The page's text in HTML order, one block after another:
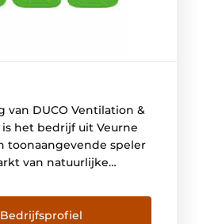
van DUCO Ventilation &
is het bedrijf uit Veurne
toonaangevende speler
van natuurlijke
voorzien van een
en energiezuinig